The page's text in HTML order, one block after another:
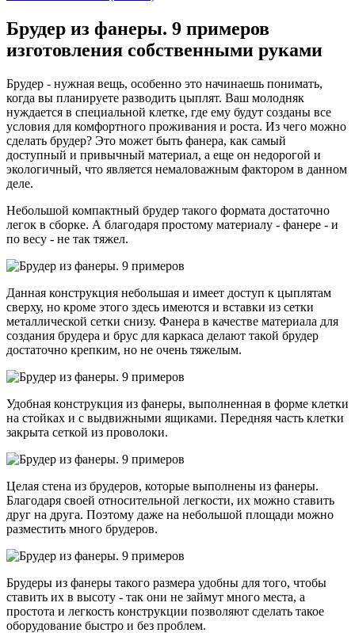
Брудер из фанеры. 9 примеров
изготовления собственными руками
Брудер - нужная вещь, особенно это начинаешь понимать,
когда вы планируете разводить цыплят. Ваш молодняк
нуждается в специальной клетке, где ему будут созданы все
условия для комфортного проживания и роста. Из чего можно
сделать брудер? Это может быть фанера, как самый
доступный и привычный материал, а еще он недорогой и
экологичный, что является немаловажным фактором в данном
деле.
Небольшой компактный брудер такого формата достаточно
легок в сборке. А благодаря простому материалу - фанере - и
по весу - не так тяжел.
Данная конструкция небольшая и имеет доступ к цыплятам
сверху, но кроме этого здесь имеются и вставки из сетки
металлической сетки снизу. Фанера в качестве материала для
создания брудера и брус для каркаса делают такой брудер
достаточно крепким, но не очень тяжелым.
Удобная конструкция из фанеры, выполненная в форме клетки
на стойках и с выдвижными ящиками. Передняя часть клетки
закрыта сеткой из проволоки.
Целая стена из брудеров, которые выполнены из фанеры.
Благодаря своей относительной легкости, их можно ставить
друг на друга. Поэтому даже на небольшой площади можно
разместить много брудеров.
Брудеры из фанеры такого размера удобны для того, чтобы
ставить их в высоту - так они не займут много места, а
простота и легкость конструкции позволяют сделать такое
оборудование быстро и без проблем.